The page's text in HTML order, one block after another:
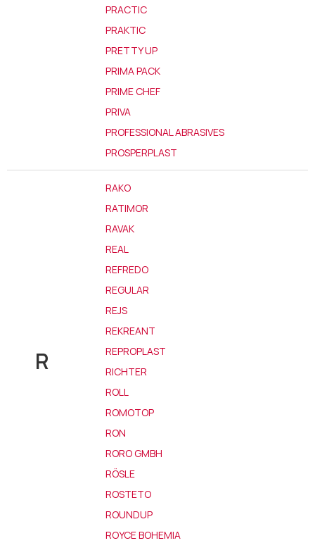
PRACTIC
PRAKTIC
PRETTY UP
PRIMA PACK
PRIME CHEF
PRIVA
PROFESSIONAL ABRASIVES
PROSPERPLAST
R
RAKO
RATIMOR
RAVAK
REAL
REFREDO
REGULAR
REJS
REKREANT
REPROPLAST
RICHTER
ROLL
ROMOTOP
RON
RORO GMBH
RÖSLE
ROSTETO
ROUNDUP
ROYCE BOHEMIA